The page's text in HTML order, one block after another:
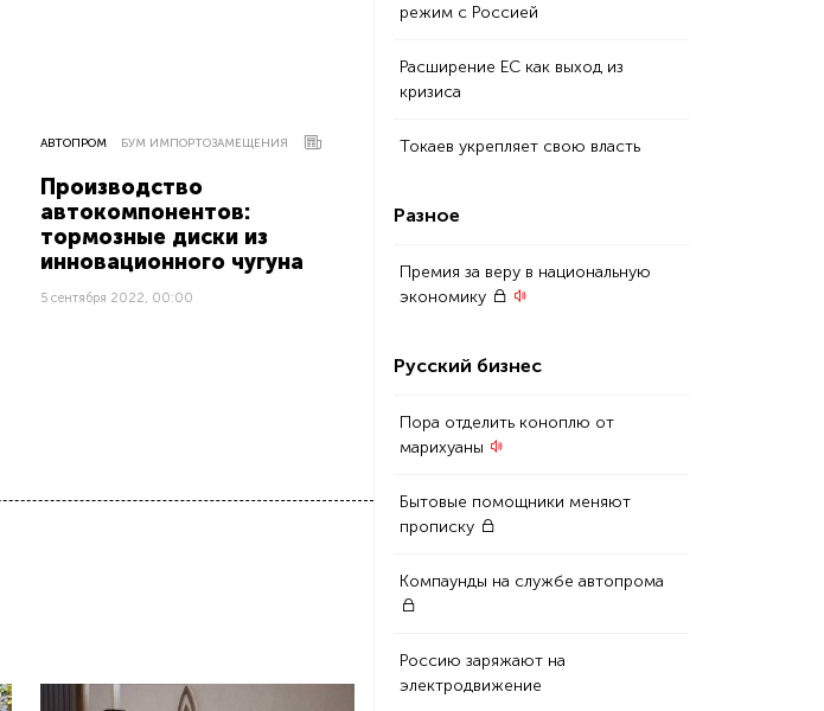
АВТОПРОМ БУМ ИМПОРТОЗАМЕЩЕНИЯ
Производство
автокомпонентов:
тормозные диски из
инновационного чугуна
5 сентября 2022, 00:00
режим с Россией
Расширение ЕС как выход из
кризиса
Токаев укрепляет свою власть
Разное
Премия за веру в национальную
экономику
Русский бизнес
Пора отделить коноплю от
марихуаны
Бытовые помощники меняют
прописку
Компаунды на службе автопрома
Россию заряжают на
электродвижение